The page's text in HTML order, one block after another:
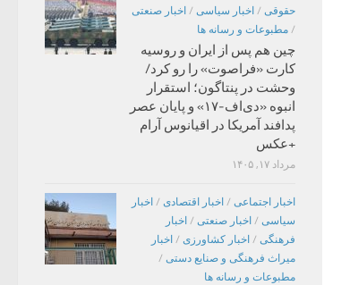
حقوقی / اخبار سیاسی / اخبار صنعتی
/ مطبوعات و رسانه ها
چین هم پس از ایران و روسیه
کارت «فراصوت» را رو کرد/
وحشت در پنتاگون؛ استقرار
انبوه «دی‌اف‑۱۷» و پایان عصر
پدافند آمریکا در اقیانوس آرام
+عکس
مرداد ۱۷, ۱۴۰۵
اخبار اجتماعی / اخبار اقتصادی / اخبار
سیاسی / اخبار صنعتی / اخبار
فرهنگی / اخبار کشاورزی / اخبار
میراث فرهنگی و صنایع دستی /
مطبوعات و رسانه ها